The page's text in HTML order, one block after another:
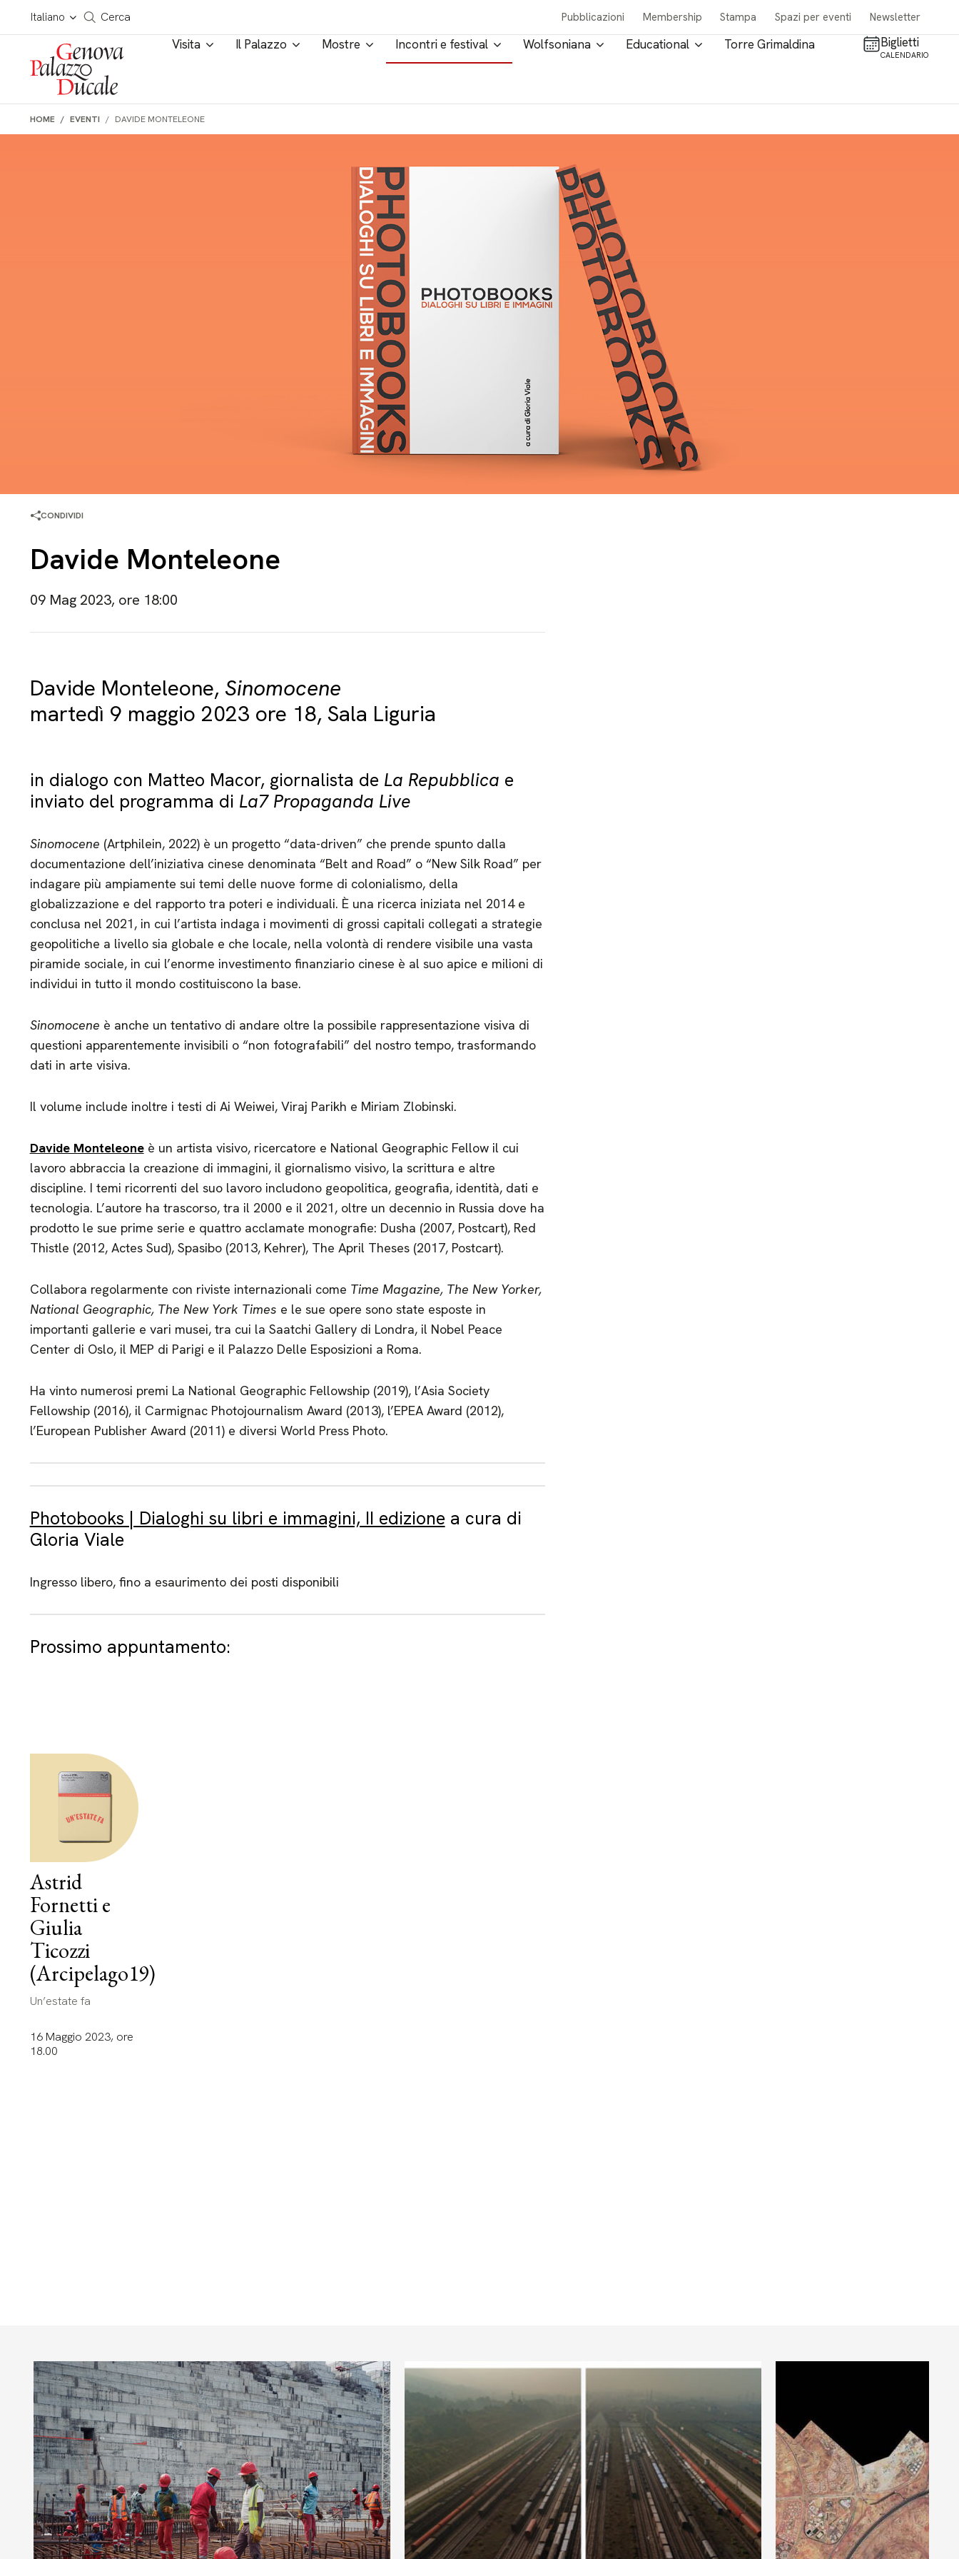
Salta al contenuto
Italiano
Cerca in tutto il sito
Cerca Pubblicazioni Membership Stampa Spazi per eventi Newsletter
Visita Il Palazzo Mostre Incontri e festival Wolfsoniana Educational Torre Grimaldina Biglietti
CALENDARIO
HOME EVENTI DAVIDE MONTELEONE
CONDIVIDI
Davide Monteleone
09 Mag 2023, ore 18:00
Davide Monteleone, Sinomocene
martedì 9 maggio 2023 ore 18, Sala Liguria
in dialogo con Matteo Macor, giornalista de La Repubblica e
inviato del programma di La7 Propaganda Live
Sinomocene (Artphilein, 2022) è un progetto “data-driven” che prende spunto dalla
documentazione dell’iniziativa cinese denominata “Belt and Road” o “New Silk Road” per
indagare più ampiamente sui temi delle nuove forme di colonialismo, della
globalizzazione e del rapporto tra poteri e individuali. È una ricerca iniziata nel 2014 e
conclusa nel 2021, in cui l’artista indaga i movimenti di grossi capitali collegati a strategie
geopolitiche a livello sia globale e che locale, nella volontà di rendere visibile una vasta
piramide sociale, in cui l’enorme investimento finanziario cinese è al suo apice e milioni di
individui in tutto il mondo costituiscono la base.
Sinomocene è anche un tentativo di andare oltre la possibile rappresentazione visiva di
questioni apparentemente invisibili o “non fotografabili” del nostro tempo, trasformando
dati in arte visiva.
Il volume include inoltre i testi di Ai Weiwei, Viraj Parikh e Miriam Zlobinski.
Davide Monteleone è un artista visivo, ricercatore e National Geographic Fellow il cui
lavoro abbraccia la creazione di immagini, il giornalismo visivo, la scrittura e altre
discipline. I temi ricorrenti del suo lavoro includono geopolitica, geografia, identità, dati e
tecnologia. L’autore ha trascorso, tra il 2000 e il 2021, oltre un decennio in Russia dove ha
prodotto le sue prime serie e quattro acclamate monografie: Dusha (2007, Postcart), Red
Thistle (2012, Actes Sud), Spasibo (2013, Kehrer), The April Theses (2017, Postcart).
Collabora regolarmente con riviste internazionali come Time Magazine, The New Yorker,
National Geographic, The New York Times e le sue opere sono state esposte in
importanti gallerie e vari musei, tra cui la Saatchi Gallery di Londra, il Nobel Peace
Center di Oslo, il MEP di Parigi e il Palazzo Delle Esposizioni a Roma.
Ha vinto numerosi premi La National Geographic Fellowship (2019), l’Asia Society
Fellowship (2016), il Carmignac Photojournalism Award (2013), l’EPEA Award (2012),
l’European Publisher Award (2011) e diversi World Press Photo.
Photobooks | Dialoghi su libri e immagini, II edizione a cura di
Gloria Viale
Ingresso libero, fino a esaurimento dei posti disponibili
Prossimo appuntamento:
Astrid
Fornetti e
Giulia
Ticozzi
(Arcipelago19)
Un’estate fa
16 Maggio 2023, ore
18.00